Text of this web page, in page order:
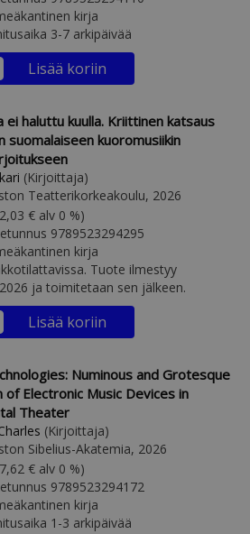
kirja
3-7 arkipäivää
Lisää koriin
ei haluttu kuulla. Kriittinen katsaus
suomalaiseen kuoromusiikin
(Kirjoittaja)
Teatterikorkeakoulu, 2026
hinta hinta
€ alv 0 %)
9789523294295
kirja
Tuote ilmestyy
ja toimitetaan sen jälkeen.
Lisää koriin
Numinous and Grotesque
of Electronic Music Devices in
Theater
(Kirjoittaja)
Sibelius-Akatemia, 2026
hinta hinta
€ alv 0 %)
9789523294172
kirja
1-3 arkipäivää